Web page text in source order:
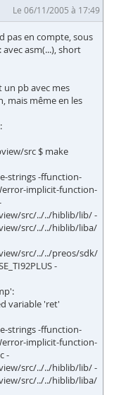
Le 06/11/2005 à 17:49
pas en compte, sous
asm(...), short
un pb avec mes
mais même en les
src $ make
strings -ffunction-
implicit-function-
src/../../hiblib/lib/ -
src/../../hiblib/liba/
src/../../preos/sdk/
-
variable 'ret'
strings -ffunction-
implicit-function-
-
src/../../hiblib/lib/ -
src/../../hiblib/liba/